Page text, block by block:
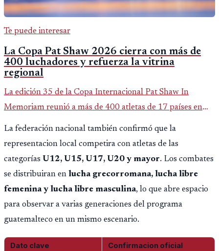
Te puede interesar
La Copa Pat Shaw 2026 cierra con más de
400 luchadores y refuerza la vitrina
regional
La edición 35 de la Copa Internacional Pat Shaw In
Memoriam reunió a más de 400 atletas de 17 países en
Guatemala y dejó una participación destacada de la
delegación nacional, según el balance oficial de CDAG.
La federación nacional también confirmó que la
representacion local competira con atletas de las
categorías U12, U15, U17, U20 y mayor. Los combates
se distribuiran en lucha grecorromana, lucha libre
femenina y lucha libre masculina, lo que abre espacio
para observar a varias generaciones del programa
guatemalteco en un mismo escenario.
Dato clave Confirmacion oficial